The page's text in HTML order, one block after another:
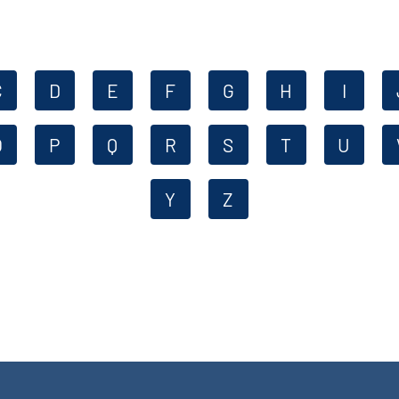
D E F G H I
P Q R S T U
Y Z